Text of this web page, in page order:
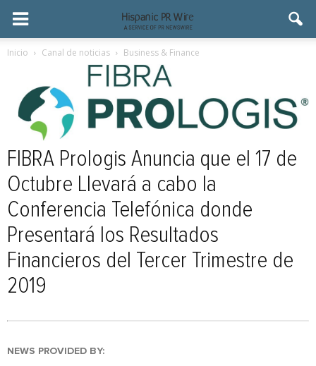
Inicio Canal de noticias Business & Finance
FIBRA Prologis Anuncia que el 17 de
Octubre Llevará a cabo la
Conferencia Telefónica donde
Presentará los Resultados
Financieros del Tercer Trimestre de
2019
NEWS PROVIDED BY: